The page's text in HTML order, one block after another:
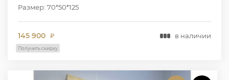
Размер: 70*50*125
145 900 ₽ в наличии
Получить скидку